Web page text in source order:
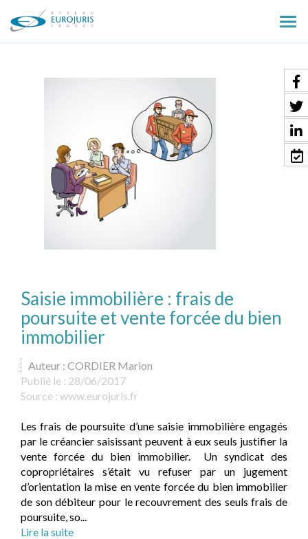
le
Saisie immobilière : frais de
poursuite et vente forcée du bien
immobilier
Auteur : CORDIER Marion
Publié le : 28/06/2017
Source : www.eurojuris.fr
Les frais de poursuite d’une saisie immobilière engagés
par le créancier saisissant peuvent à eux seuls justifier la
vente forcée du bien immobilier. Un syndicat des
copropriétaires s’était vu refuser par un jugement
d’orientation la mise en vente forcée du bien immobilier
de son débiteur pour le recouvrement des seuls frais de
poursuite, so...
Lire la suite